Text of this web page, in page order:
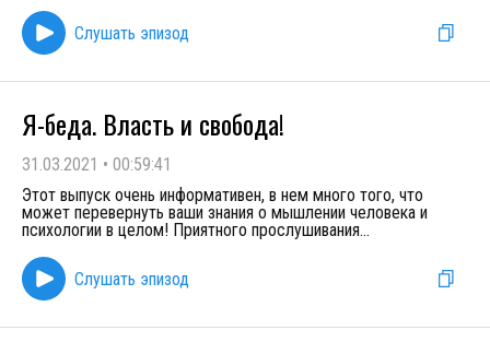
Слушать эпизод
Я-беда. Власть и свобода!
31.03.2021 • 00:59:41
Этот выпуск очень информативен, в нем много того, что
может перевернуть ваши знания о мышлении человека и
психологии в целом! Приятного прослушивания...
Слушать эпизод